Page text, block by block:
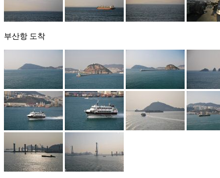
부산항 도착